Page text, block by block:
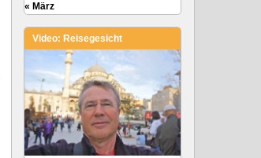
« März
Video: Reisegesicht